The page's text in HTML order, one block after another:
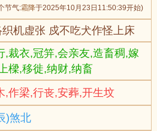
节气:霜降于2025年10月23日11:50:39开始)
织机虚张 戍不吃犬作怪上床
,裁衣,冠笄,会亲友,造畜稠,嫁
樑,移徙,纳财,纳畜
,作梁,行丧,安葬,开生坟
)煞北